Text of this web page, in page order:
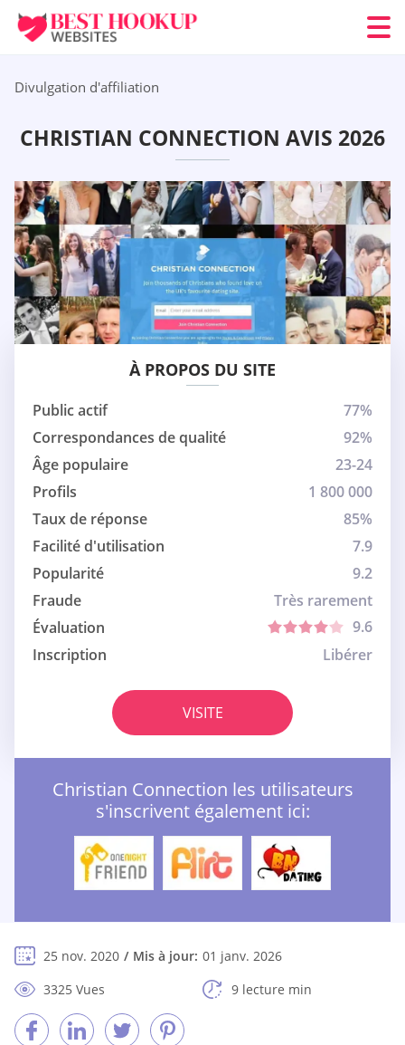
Divulgation d'affiliation
CHRISTIAN CONNECTION AVIS 2026
À PROPOS DU SITE
Public actif
77%
Correspondances de qualité
92%
Âge populaire
23-24
Profils
1 800 000
Taux de réponse
85%
Facilité d'utilisation
7.9
Popularité
9.2
Fraude
Très rarement
Évaluation
9.6
Inscription
Libérer
VISITE
Christian Connection les utilisateurs
s'inscrivent également ici:
25 nov. 2020 Mis à jour: 01 janv. 2026
3325 Vues
9 lecture min